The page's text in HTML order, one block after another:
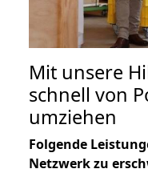
Mit unsere
schnell von
umziehen
Folgende
Netzwerk zu